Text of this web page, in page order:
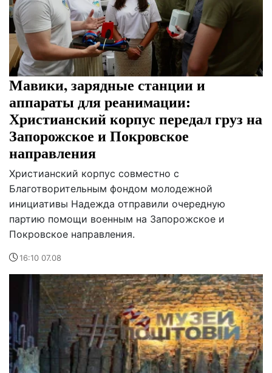
Мавики, зарядные станции и
аппараты для реанимации:
Христианский корпус передал груз на
Запорожское и Покровское
направления
Христианский корпус совместно с
Благотворительным фондом молодежной
инициативы Надежда отправили очередную
партию помощи военным на Запорожское и
Покровское направления.
16:10 07.08